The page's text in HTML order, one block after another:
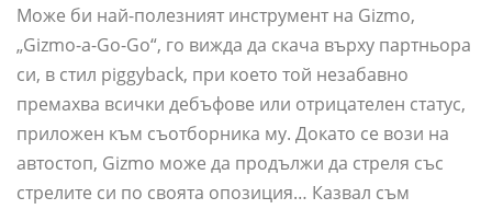
Може би най-полезният инструмент на Gizmo,
„Gizmo-a-Go-Go“, го вижда да скача върху партньора
си, в стил piggyback, при което той незабавно
премахва всички дебъфове или отрицателен статус,
приложен към съотборника му. Докато се вози на
автостоп, Gizmo може да продължи да стреля със
стрелите си по своята опозиция… Казвал съм